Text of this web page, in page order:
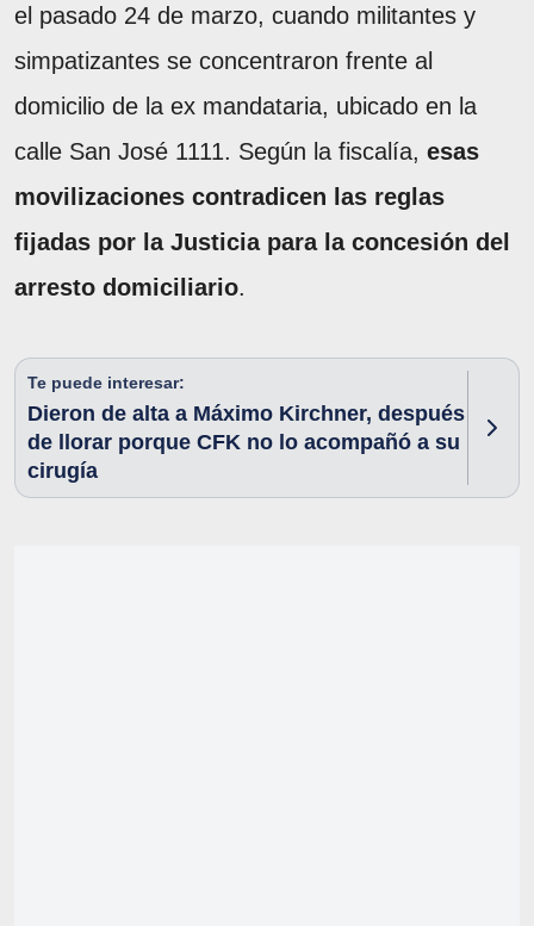
el pasado 24 de marzo, cuando militantes y
simpatizantes se concentraron frente al
domicilio de la ex mandataria, ubicado en la
calle San José 1111. Según la fiscalía, esas
movilizaciones contradicen las reglas
fijadas por la Justicia para la concesión del
arresto domiciliario.
Te puede interesar:
Dieron de alta a Máximo Kirchner, después
de llorar porque CFK no lo acompañó a su
cirugía